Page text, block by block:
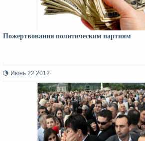
Пожертвования политическим партиям
Июнь 22 2012